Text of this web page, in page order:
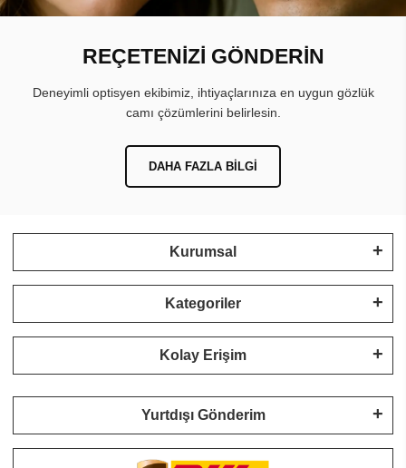
REÇETENİZİ GÖNDERİN
Deneyimli optisyen ekibimiz, ihtiyaçlarınıza en uygun gözlük
camı çözümlerini belirlesin.
DAHA FAZLA BILGI
Kurumsal
Kategoriler
Kolay Erişim
Yurtdışı Gönderim